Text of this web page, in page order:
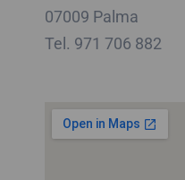
07009 Palma
Tel. 971 706 882